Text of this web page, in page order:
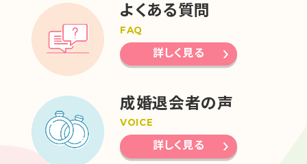
よくある質問
FAQ
詳しく見る
成婚退会者の声
VOICE
詳しく見る